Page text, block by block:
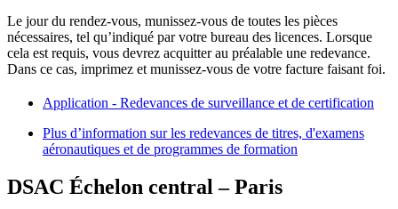
Le jour du rendez-vous, munissez-vous de toutes les pièces
nécessaires, tel qu’indiqué par votre bureau des licences. Lorsque
cela est requis, vous devrez acquitter au préalable une redevance.
Dans ce cas, imprimez et munissez-vous de votre facture faisant foi.
Application - Redevances de surveillance et de certification
Plus d’information sur les redevances de titres, d'examens
aéronautiques et de programmes de formation
DSAC Échelon central – Paris